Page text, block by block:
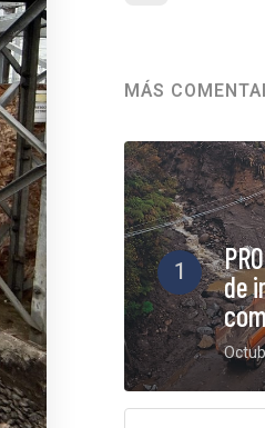
MÁS
1
de
6